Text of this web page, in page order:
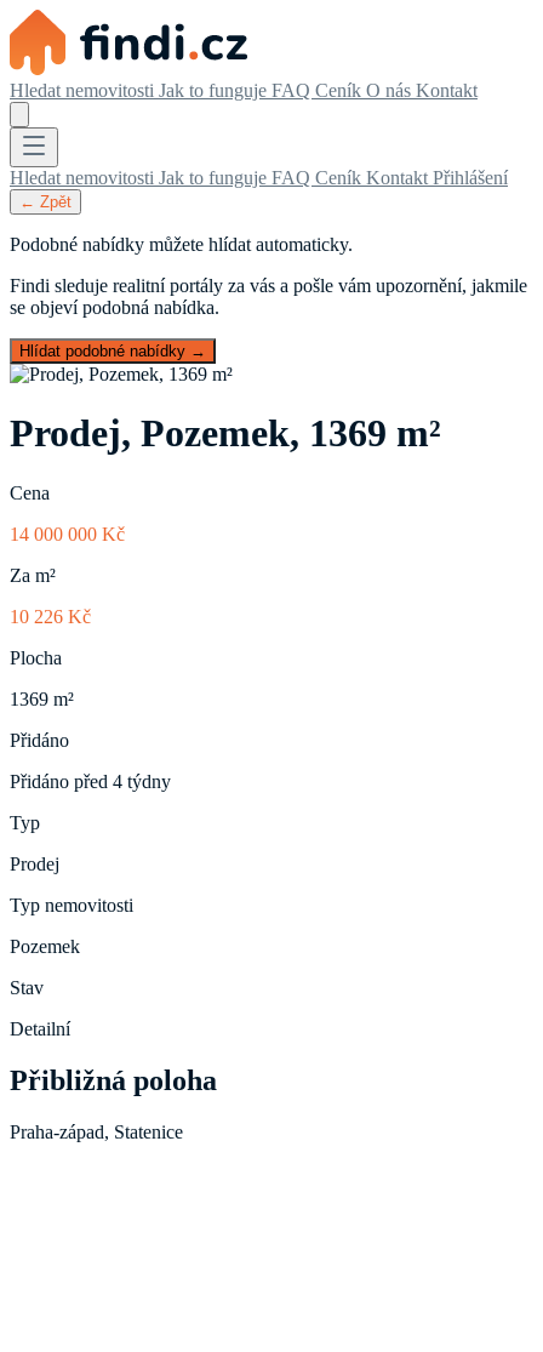
Hledat nemovitosti Jak to funguje FAQ Ceník O nás Kontakt
Hledat nemovitosti Jak to funguje FAQ Ceník Kontakt Přihlášení
← Zpět
Podobné nabídky můžete hlídat automaticky.
Findi sleduje realitní portály za vás a pošle vám upozornění, jakmile
se objeví podobná nabídka.
Hlídat podobné nabídky →
Prodej, Pozemek, 1369 m²
Cena
14 000 000 Kč
Za m²
10 226 Kč
Plocha
1369 m²
Přidáno
Přidáno před 4 týdny
Typ
Prodej
Typ nemovitosti
Pozemek
Stav
Detailní
Přibližná poloha
Praha-západ, Statenice